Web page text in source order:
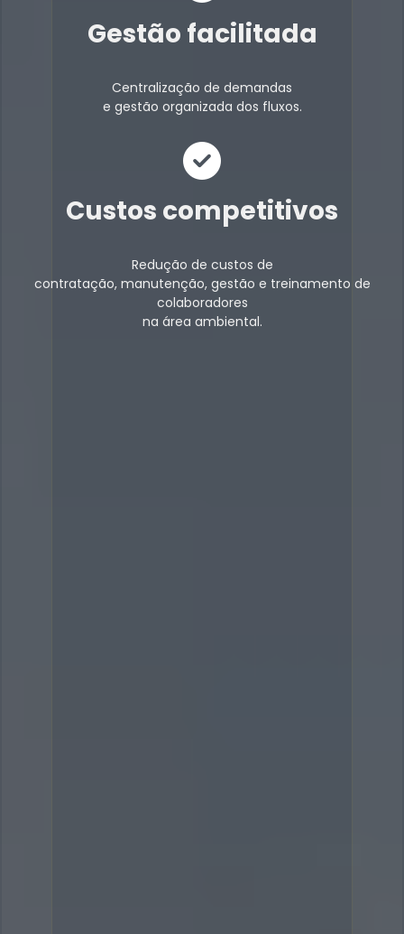
Gestão facilitada
Centralização de demandas
e gestão organizada dos fluxos.
Custos competitivos
Redução de custos de
contratação, manutenção, gestão e treinamento de
colaboradores
na área ambiental.